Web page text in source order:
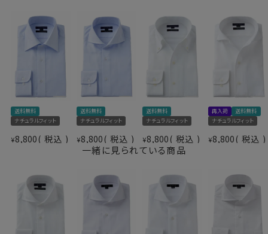
綿100％の高番手(細い糸)を用している素材の特性上、
洗濯後にしわが残るのは致し方ありません。
しかしながら、この生地には綿特有のソフト感や素材感
ロンがけが非常に楽！
アイロンが滑るようにかかり、シワを伸ばしやすくなりま
す。
さらに綿特有のソフト感や素材感をよりアップさせたうえ
で、イージーケアの機能を高めるべく、液体アンモニア処
理をしたうえでイージーケア加工を施しました。
濯後のお手入れが楽といった、相反する事象を併せ持っ
た上質シャツに仕上がりました。
仕様表
素材
綿100％（120番手双糸）
プレミアムコットン＝スーピマ綿
イージーケア
ロイヤルオックスフォード
キーパー
取り外し式
前立て
送料無料
ナチュラルフィット
¥8,800 税込
送料無料
ナチュラルフィット
¥8,800 税込
送料無料
ナチュラルフィット
¥8,800 税込
再入荷
送料無料
ナチュラルフィット
¥8,800 税込
一緒に見られている商品